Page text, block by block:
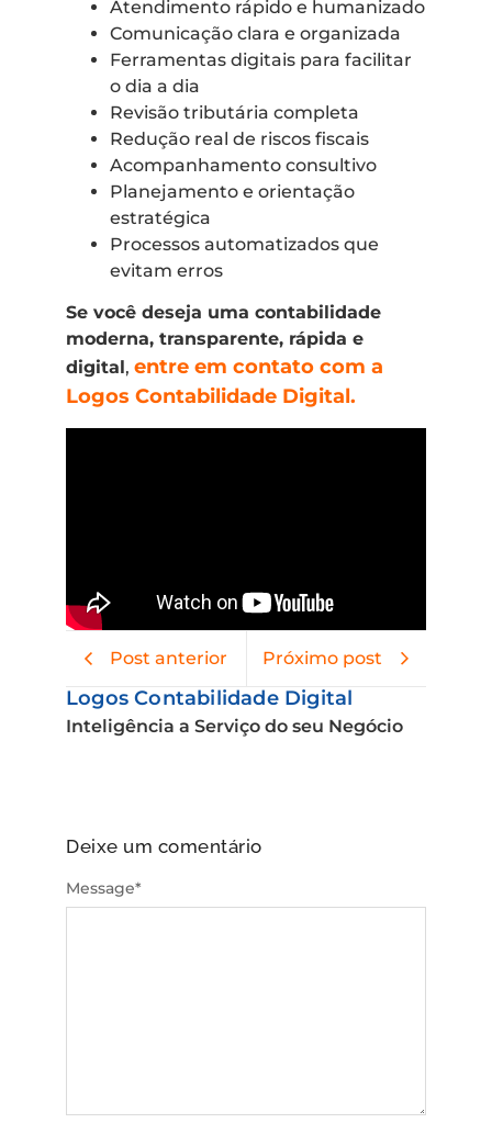
Atendimento rápido e humanizado
Comunicação clara e organizada
Ferramentas digitais para facilitar
o dia a dia
Revisão tributária completa
Redução real de riscos fiscais
Acompanhamento consultivo
Planejamento e orientação
estratégica
Processos automatizados que
evitam erros
Se você deseja uma contabilidade
moderna, transparente, rápida e
digital, entre em contato com a
Logos Contabilidade Digital.
Post anterior Próximo post
Logos Contabilidade Digital
Inteligência a Serviço do seu Negócio
Deixe um comentário
Message*